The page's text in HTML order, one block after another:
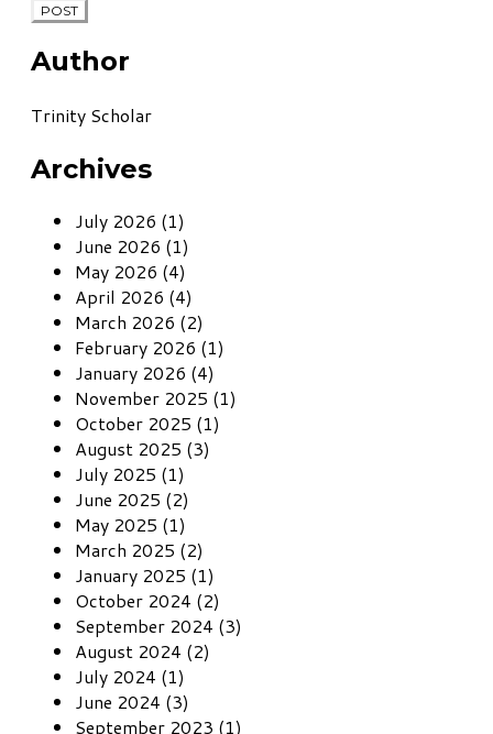
POST
Author
Trinity Scholar
Archives
July 2026 (1)
June 2026 (1)
May 2026 (4)
April 2026 (4)
March 2026 (2)
February 2026 (1)
January 2026 (4)
November 2025 (1)
October 2025 (1)
August 2025 (3)
July 2025 (1)
June 2025 (2)
May 2025 (1)
March 2025 (2)
January 2025 (1)
October 2024 (2)
September 2024 (3)
August 2024 (2)
July 2024 (1)
June 2024 (3)
September 2023 (1)